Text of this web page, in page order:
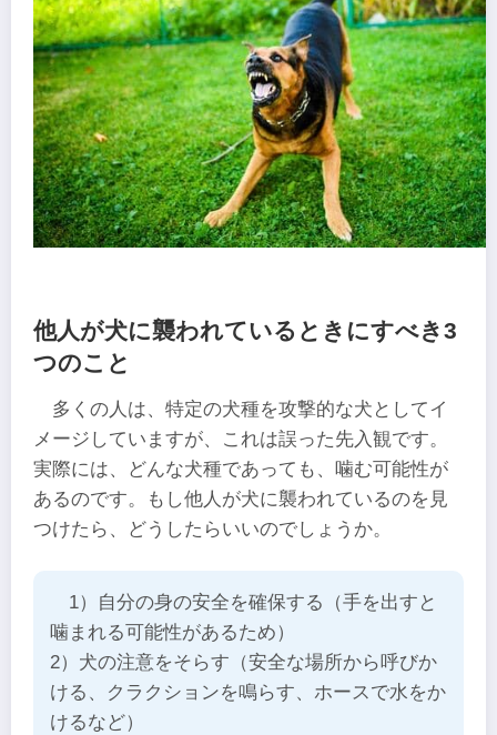
他人が犬に襲われているときにすべき3
つのこと
多くの人は、特定の犬種を攻撃的な犬としてイ
メージしていますが、これは誤った先入観です。
実際には、どんな犬種であっても、噛む可能性が
あるのです。もし他人が犬に襲われているのを見
つけたら、どうしたらいいのでしょうか。
1）自分の身の安全を確保する（手を出すと
噛まれる可能性があるため）
2）犬の注意をそらす（安全な場所から呼びか
ける、クラクションを鳴らす、ホースで水をか
けるなど）